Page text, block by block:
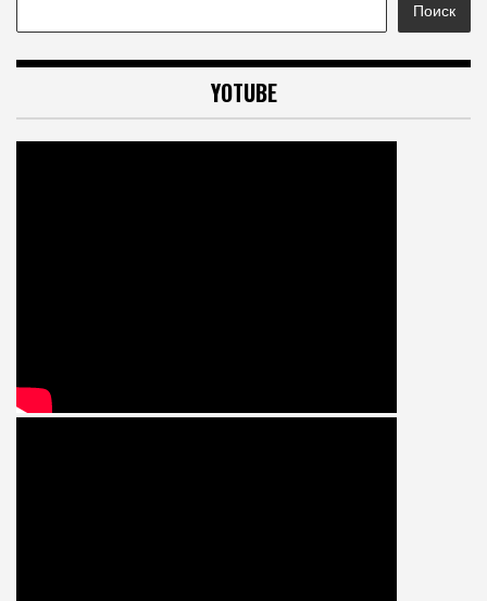
Поиск
YOTUBE